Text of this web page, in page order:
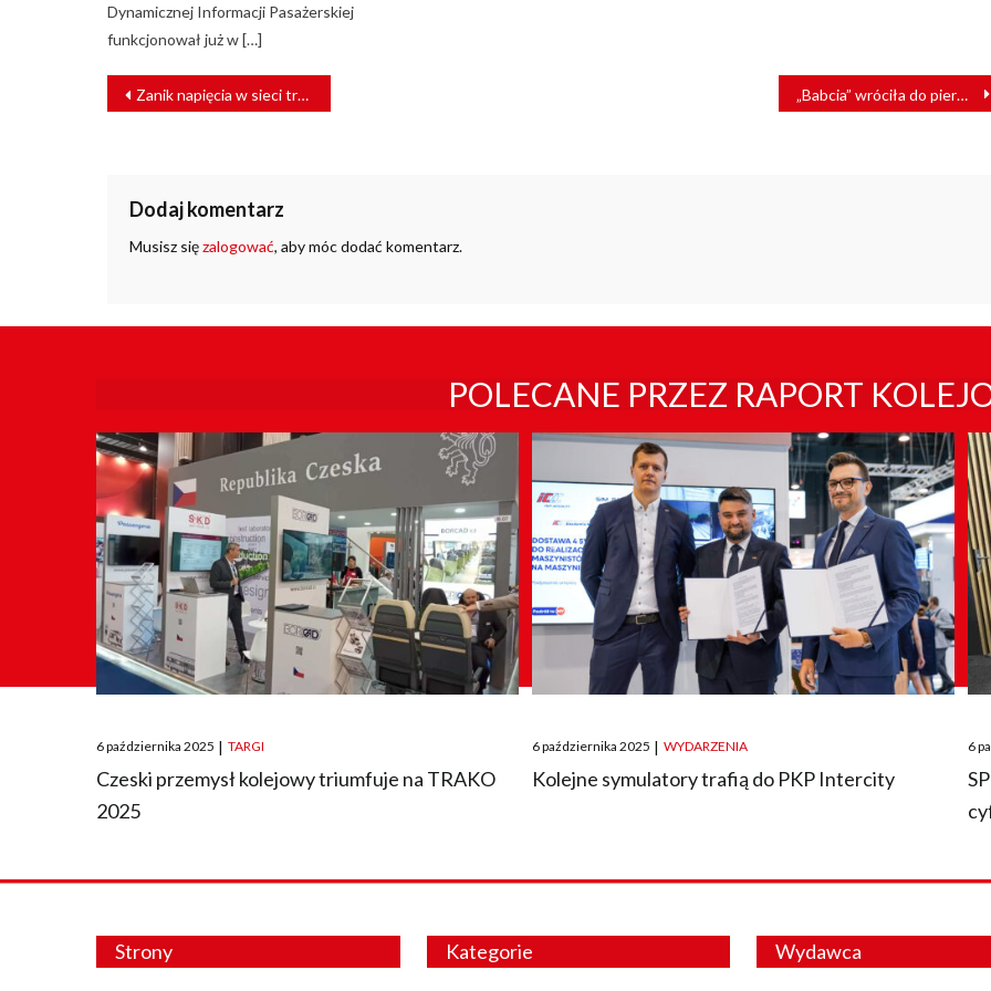
Dynamicznej Informacji Pasażerskiej
funkcjonował już w […]
NAWIGACJA
WPISU
Zanik napięcia w sieci trakcyjnej. Trudna podróż do Zakopanego „Babcia” wróciła do pierwotnych barw [ZDJĘCIA]
Dodaj komentarz
Musisz sięzalogować, aby móc dodać komentarz.
POLECANE PRZEZ RAPORT
Posted
on
6 października 2025 | TARGI
Czeski przemysł kolejowy triumfuje na TRAKO
2025
Posted
on
6 października 2025 | WYDARZENIA
Kolejne symulatory trafią do PKP Intercity
on
6
Strony Kategorie Wydawca